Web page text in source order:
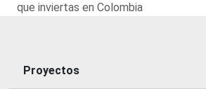
que inviertas en Colombia
Proyectos